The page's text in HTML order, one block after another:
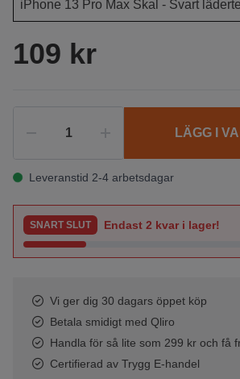
109 kr
LÄGG I
Leveranstid 2-4 arbetsdagar
SNART SLUT Endast 2 kvar i lager!
Vi ger dig 30 dagars öppet köp
Betala smidigt med Qliro
Handla för så lite som 299 kr och få
Certifierad av Trygg E-handel